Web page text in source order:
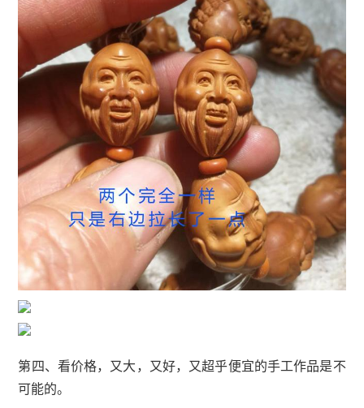
第四、看价格，又大，又好，又超乎便宜的手工作品是不
可能的。